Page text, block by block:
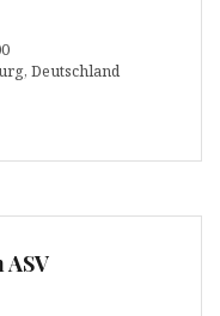
Deutschland